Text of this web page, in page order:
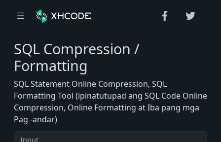
SQL Compression /
Formatting
SQL Statement Online Compression, SQL
Formatting Tool (ipinatutupad ang SQL Code Online
Compression, Online Formatting at Iba pang mga
Pag -andar)